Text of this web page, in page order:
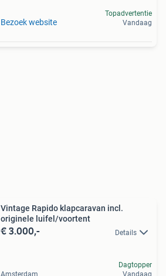
Bezoek website
Topadvertentie
Vandaag
Vintage Rapido klapcaravan incl.
originele luifel/voortent
€ 3.000,- Details
Dagtopper